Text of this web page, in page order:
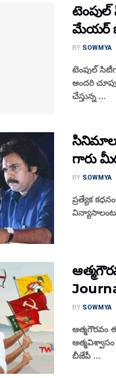
మేయర్
BY SOWMYA
టెంపుల్
అందరి
చేస్తున్న ...
గారు
BY SOWMYA
ప్రత్యేక
BY SOWMYA
ఆత్మ‌గౌర‌వం
బీజేపీ ...